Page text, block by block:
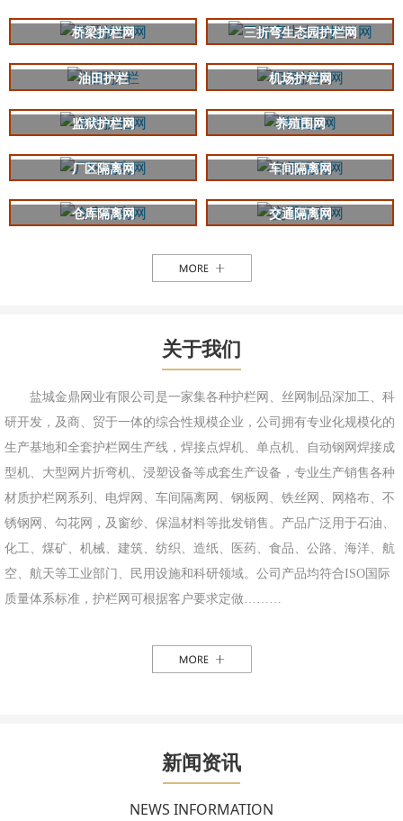
桥梁护栏网 三折弯生态园护栏网
油田护栏 机场护栏网
监狱护栏网 养殖围网
厂区隔离网 车间隔离网
仓库隔离网 交通隔离网
关于我们
盐城金鼎网业有限公司是一家集各种护栏网、丝网制品深加工、科
研开发，及商、贸于一体的综合性规模企业，公司拥有专业化规模化的
生产基地和全套护栏网生产线，焊接点焊机、单点机、自动钢网焊接成
型机、大型网片折弯机、浸塑设备等成套生产设备，专业生产销售各种
材质护栏网系列、电焊网、车间隔离网、钢板网、铁丝网、网格布、不
锈钢网、勾花网，及窗纱、保温材料等批发销售。产品广泛用于石油、
化工、煤矿、机械、建筑、纺织、造纸、医药、食品、公路、海洋、航
空、航天等工业部门、民用设施和科研领域。公司产品均符合ISO国际
质量体系标准，护栏网可根据客户要求定做………
新闻资讯
NEWS INFORMATION